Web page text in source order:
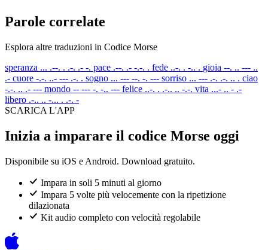
Parole correlate
Esplora altre traduzioni in Codice Morse
speranza ... .--. . .-. .- -. pace .--. .- -.-. . fede ..-. . -.. . gioia --. .. --- ..
.- cuore -.-. ..- --- .-. . sogno ... --- --. -. --- sorriso ... --- .-. .-. .. . ciao
-.-. .. .- --- mondo -- --- -. -.. --- felice ..-. . .-.. .. -.-. vita ...- .. - .-
libero .-.. .. -... . .-. -
SCARICA L'APP
Inizia a imparare il codice Morse oggi
Disponibile su iOS e Android. Download gratuito.
Impara in soli 5 minuti al giorno
Impara 5 volte più velocemente con la ripetizione
dilazionata
Kit audio completo con velocità regolabile